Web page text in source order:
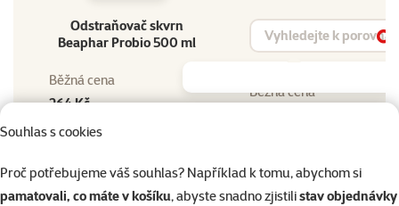
Souhlas s cookies
Proč potřebujeme váš souhlas? Například k tomu, abychom si
pamatovali, co máte v košíku, abyste snadno zjistilistav objednávky
Odstraňovač skvrn
Beaphar Probio 500 ml
Vyhledat produkt
Běžná cena
264 Kč
Běžná cena
Do košíku